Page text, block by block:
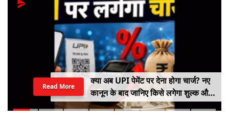
क्या अब UPI पेमेंट पर देना होगा चार्ज? नए
कानून के बाद जानिए किसे लगेगा शुल्क और
किसे नहीं
Read More